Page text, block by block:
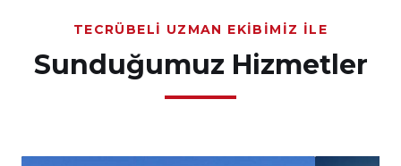
TECRÜBELI UZMAN EKIBIMIZ İLE
Sunduğumuz Hizmetler